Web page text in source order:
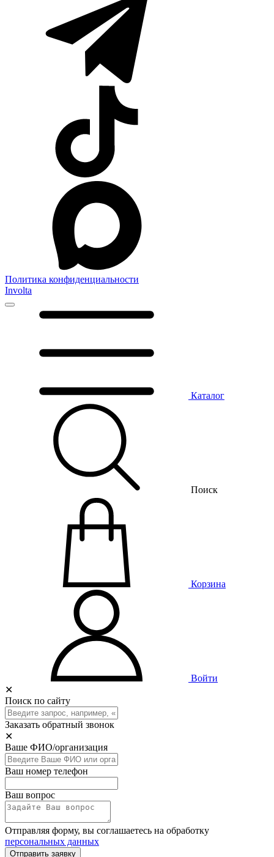
Политика конфиденциальности
Involta
Каталог
Поиск
Корзина
Войти
✕
Поиск по сайту
Заказать обратный звонок
✕
Ваше ФИО/организация
Ваш номер телефон
Ваш вопрос
Отправляя форму, вы соглашаетесь на обработку
персональных данных
Отправить заявку